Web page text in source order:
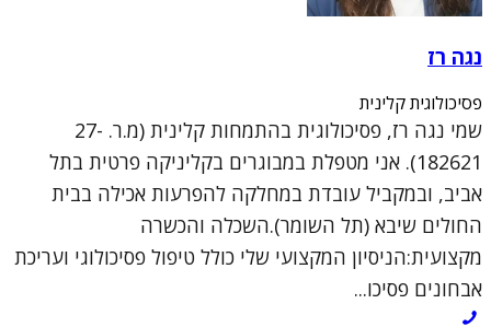
נגה רז
פסיכולוגית קלינית
שמי נגה רז, פסיכולוגית בהתמחות קלינית (מ.ר. 27-
182621). אני מטפלת במבוגרים בקליניקה פרטית בתל
אביב, ובמקביל עובדת במחלקה להפרעות אכילה בבית
החולים שיבא (תל השומר).השכלה והכשרה
מקצועית:הניסיון המקצועי שלי כולל טיפול פסיכולוגי ועריכת
אבחונים פסיכו...